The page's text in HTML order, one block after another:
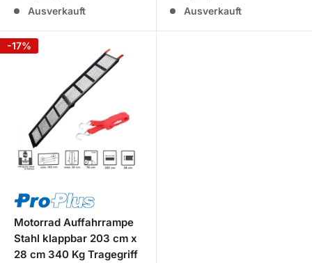
Ausverkauft
Ausverkauft
-17%
Motorrad Auffahrrampe
Stahl klappbar 203 cm x
28 cm 340 Kg Tragegriff